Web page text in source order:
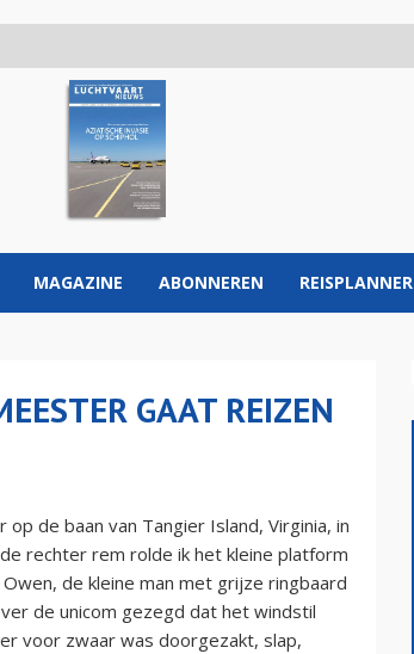
MAGAZINE ABONNEREN REISPLANNER
GAAT REIZEN
de baan van Tangier Island, Virginia, in
rechter rem rolde ik het kleine platform
de kleine man met grijze ringbaard
de unicom gezegd dat het windstil
voor zwaar was doorgezakt, slap,